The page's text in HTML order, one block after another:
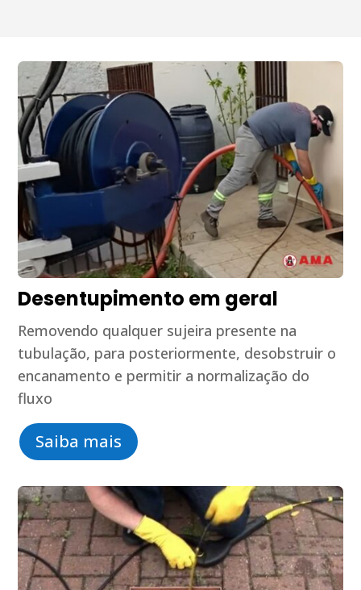
Desentupimento em geral
Removendo qualquer sujeira presente na
tubulação, para posteriormente, desobstruir o
encanamento e permitir a normalização do
fluxo
Saiba mais